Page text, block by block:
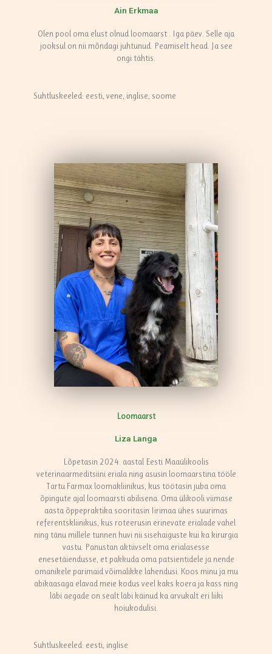
Ain Erkmaa
Olen pool oma elust olnud loomaarst . Iga päev. Selle aja
jooksul on nii mõndagi juhtunud. Peamiselt head. Ja see
ongi tähtis.
Suhtluskeeled: eesti, vene, inglise, soome
Loomaarst
Liza Langa
Lõpetasin 2024. aastal Eesti Maaülikoolis
veterinaarmeditsiini eriala ning asusin loomaarstina tööle
Tartu Farmax loomakliinikus, kus töötasin juba oma
õpingute ajal loomaarsti abilisena. Oma ülikooli viimase
aasta õppepraktika sooritasin Iirimaa ühes suurimas
referentskliinikus, kus roteerusin erinevate erialade vahel
ning tänu millele tunnen huvi nii sisehaiguste kui ka kirurgia
vastu. Panustan aktiivselt oma erialasesse
enesetäiendusse, et pakkuda oma patsientidele ja nende
omanikele parimaid võimalikke lahendusi. Koos minu ja mu
abikaasaga elavad meie kodus veel kaks koera ja kass ning
läbi aegade on sealt läbi käinud ka arvukalt eri liiki
hoiukodulisi.
Suhtluskeeled: eesti, inglise